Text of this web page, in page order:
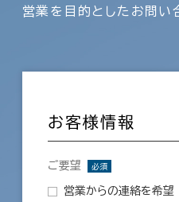
営業を目的としたお問い
お客様情報
ご要望 必須
営業からの連絡を希望